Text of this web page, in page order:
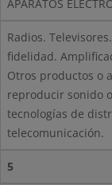
APARATOS
Radios.
fidelidad.
Otros productos o
reproducir sonido o
tecnologías de
telecomunicación.
5